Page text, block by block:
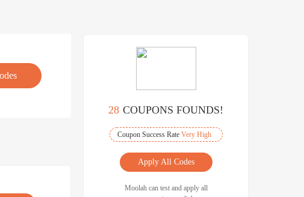
28 COUPONS FOUNDS!
Coupon Success Rate Very High
Apply All Codes
Moolah can test and apply all